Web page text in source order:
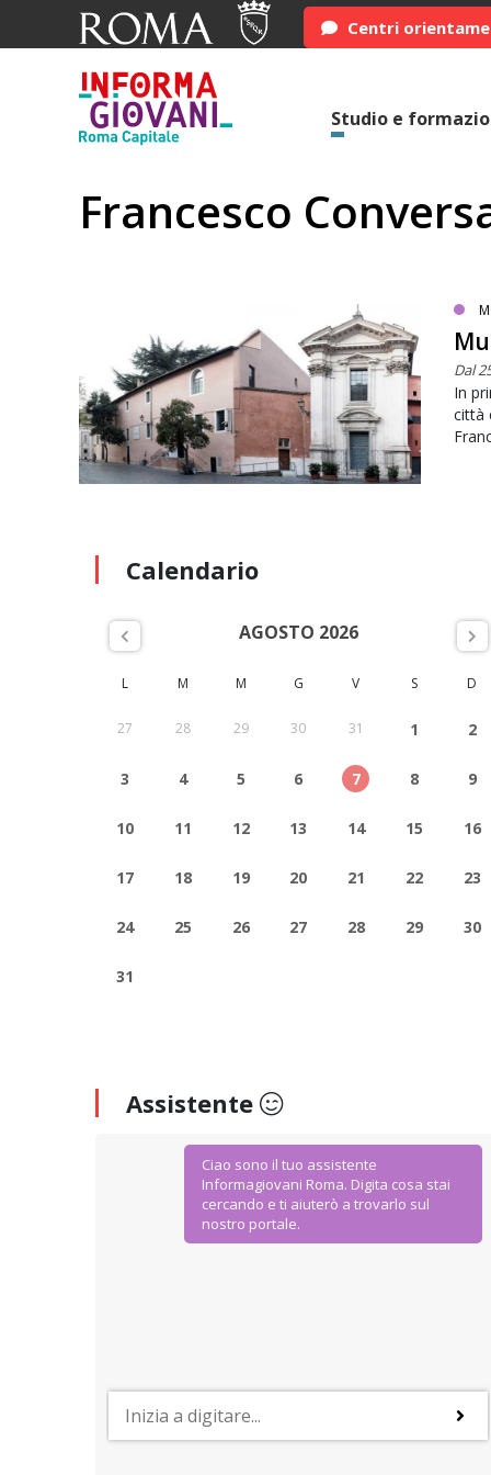
Centri
Studio e
Francesco
Dal
In
città
Calendario
AGOSTO 2026
L M M G V S D
27 28 29 30 31 1 2
3 4 5 6 7 8 9
10 11 12 13 14 15 16
17 18 19 20 21 22 23
24 25 26 27 28 29 30
31
Assistente
Ciao sono il tuo assistente
Informagiovani Roma. Digita cosa stai
cercando e ti aiuterò a trovarlo sul
nostro portale.
Bella x Noi